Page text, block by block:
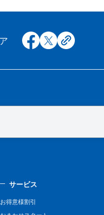
facebook
x copy
サービス
お得意様割引